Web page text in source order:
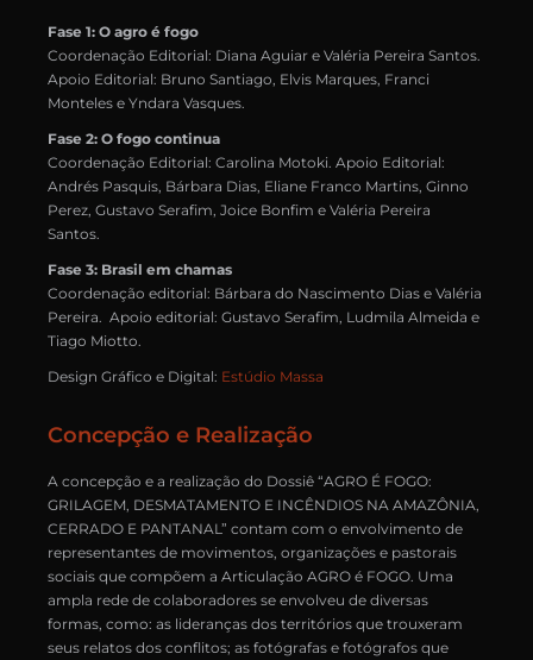
Fase 1: O agro é fogo
Coordenação Editorial: Diana Aguiar e Valéria Pereira Santos.
Apoio Editorial: Bruno Santiago, Elvis Marques, Franci
Monteles e Yndara Vasques.
Fase 2: O fogo continua
Coordenação Editorial: Carolina Motoki. Apoio Editorial:
Andrés Pasquis, Bárbara Dias, Eliane Franco Martins, Ginno
Perez, Gustavo Serafim, Joice Bonfim e Valéria Pereira
Santos.
Fase 3: Brasil em chamas
Coordenação editorial: Bárbara do Nascimento Dias e Valéria
Pereira. Apoio editorial: Gustavo Serafim, Ludmila Almeida e
Tiago Miotto.
Design Gráfico e Digital: Estúdio Massa
Concepção e Realização
A concepção e a realização do Dossiê “AGRO É FOGO:
GRILAGEM, DESMATAMENTO E INCÊNDIOS NA AMAZÔNIA,
CERRADO E PANTANAL” contam com o envolvimento de
representantes de movimentos, organizações e pastorais
sociais que compõem a Articulação AGRO é FOGO. Uma
ampla rede de colaboradores se envolveu de diversas
formas, como: as lideranças dos territórios que trouxeram
seus relatos dos conflitos; as fotógrafas e fotógrafos que